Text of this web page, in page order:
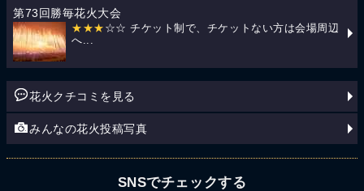
第73回勝毎花火大会
★★★ ☆☆ チケット制で、チケットない方は会場周辺
へ...
花火クチコミを見る
みんなの花火投稿写真
SNSでチェックする